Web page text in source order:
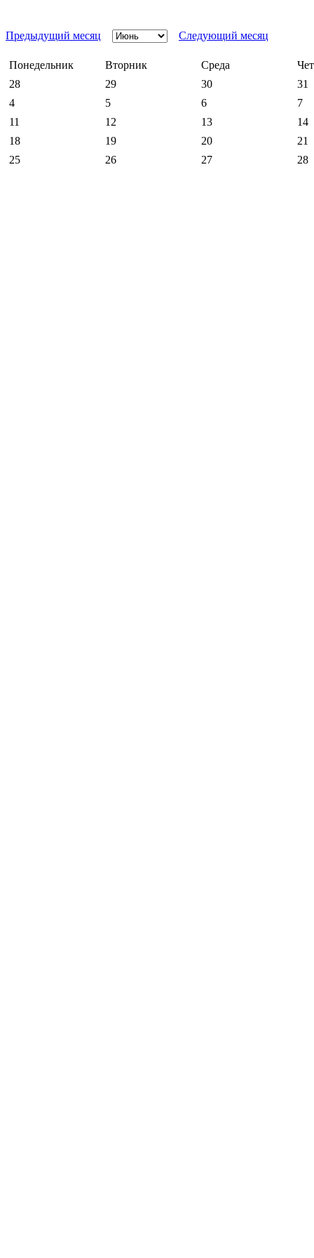
Предыдущий месяц Следующий месяц
Понедельник Вторник Среда
28
29 30
31
4
5 6
7
11
12 13
14
18
19 20
21
25
26 27 28